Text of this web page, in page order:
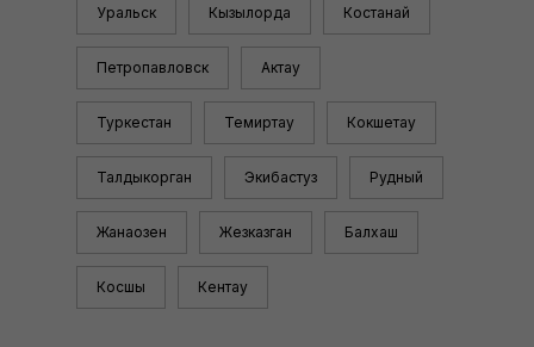
Уральск Кызылорда Костанай
Петропавловск Актау
Туркестан Темиртау Кокшетау
Талдыкорган Экибастуз Рудный
Жанаозен Жезказган Балхаш
Косшы Кентау